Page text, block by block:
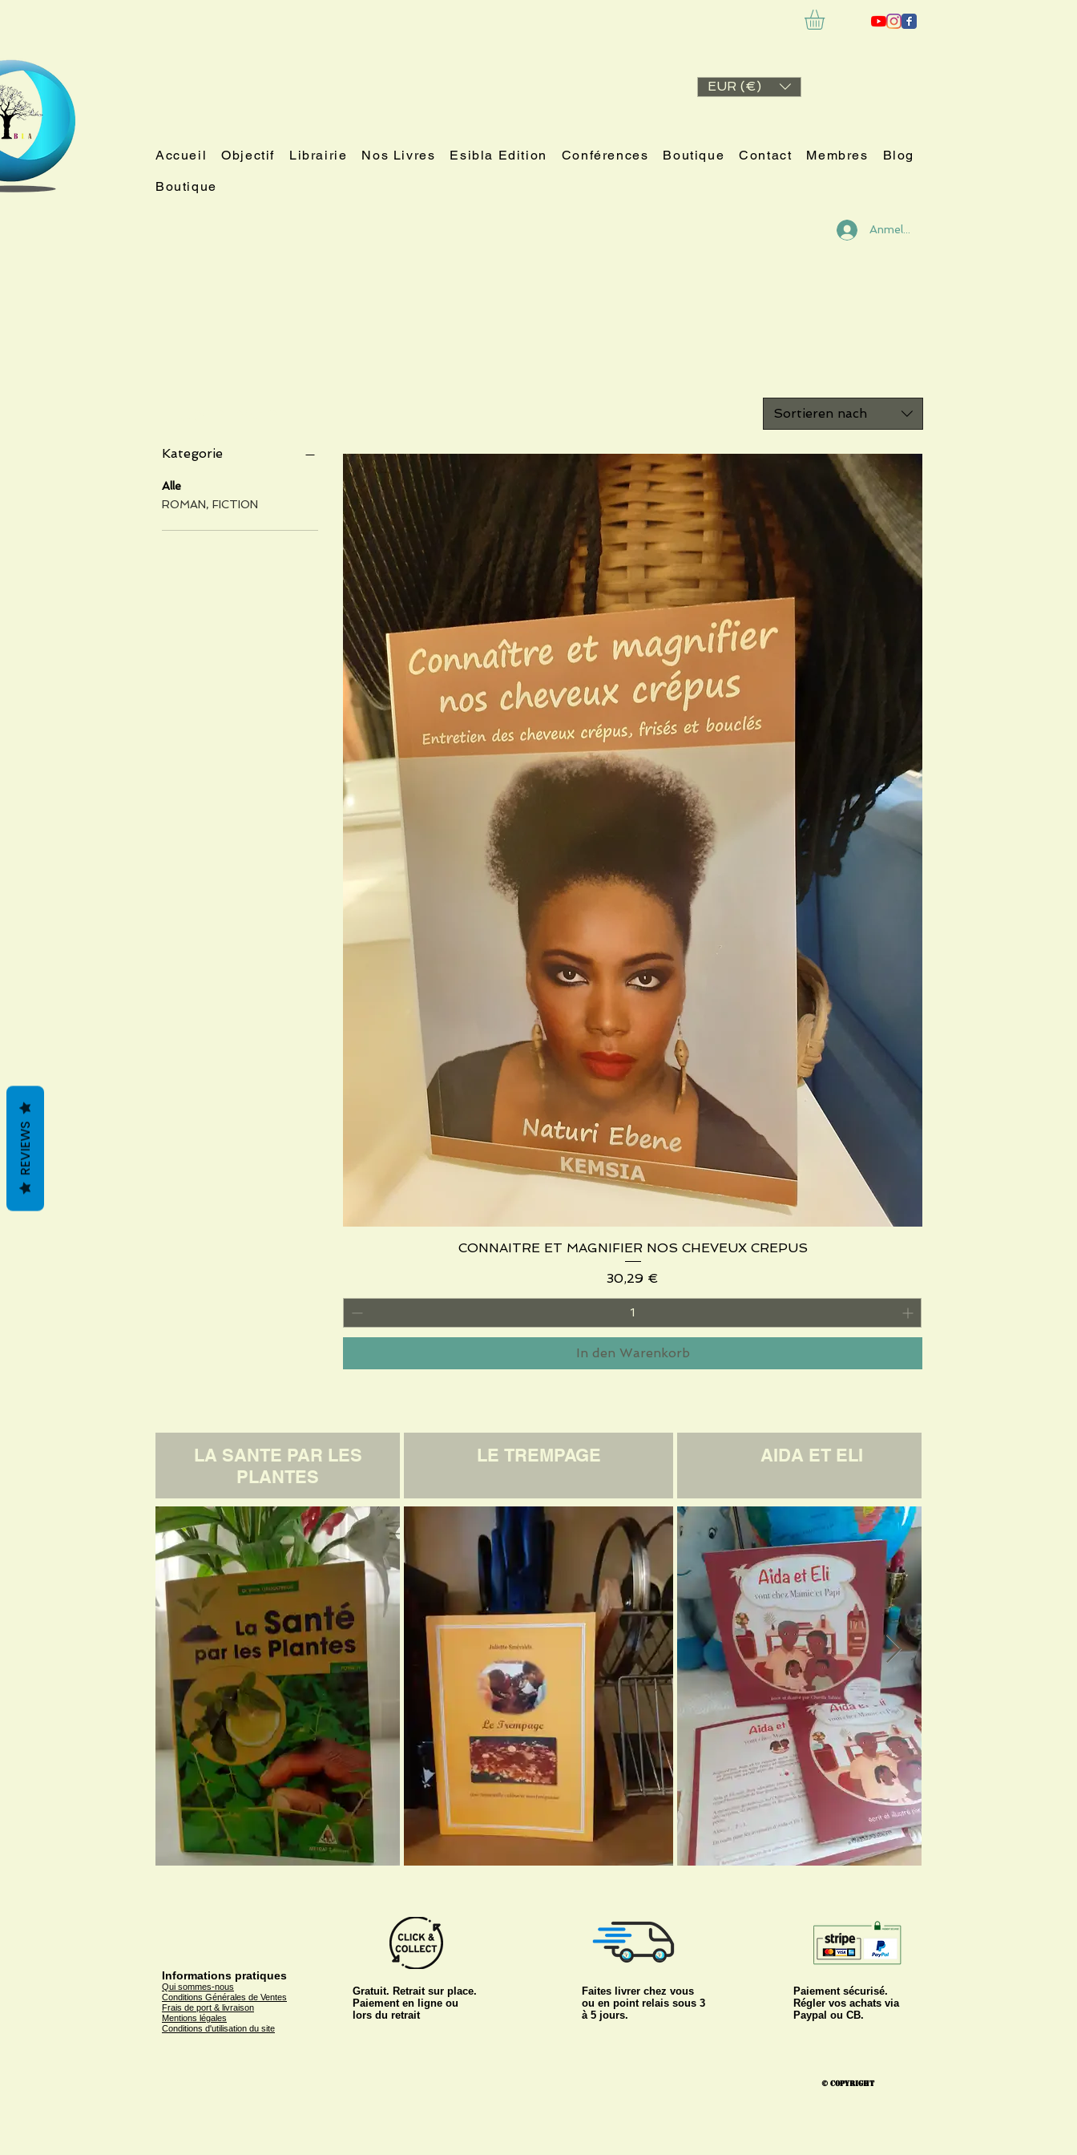
EUR (€)
Accueil Objectif Librairie Nos Livres Esibla Edition Conférences Boutique Contact Membres Blog
Boutique
Anmelden
Kategorie
Alle
ROMAN, FICTION
Sortieren nach
Schnellansicht
CONNAITRE ET MAGNIFIER NOS CHEVEUX CREPUS
Preis
30,29 €
In den Warenkorb
LA SANTE PAR LES
PLANTES
LE TREMPAGE AIDA ET ELI
Informations pratiques
Qui sommes-nous
Conditions Générales de Ventes
Frais de port & livraison
Mentions légales
Conditions d'utilisation du site
Gratuit. Retrait sur place.
Paiement en ligne ou
lors du retrait
Faites livrer chez vous
ou en point relais sous 3
à 5 jours.
Paiement sécurisé.
Régler vos achats via
Paypal ou CB.
© Copyright
REVIEWS